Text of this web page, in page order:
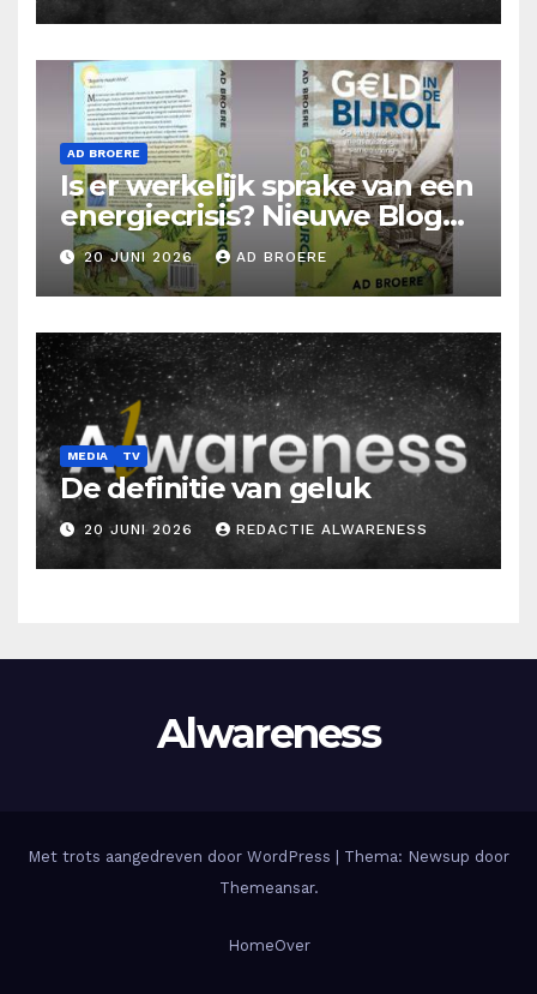
AD BROERE
Is er werkelijk sprake van een
energiecrisis? Nieuwe Blog
Ad Broere
20 JUNI 2026 AD BROERE
MEDIA TV
De definitie van geluk
20 JUNI 2026 REDACTIE ALWARENESS
Alwareness
Met trots aangedreven door WordPress
Thema: Newsup door
Themeansar.
HomeOver